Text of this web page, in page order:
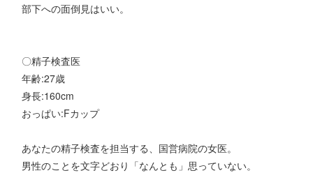
部下への面倒見はいい。
〇精子検査医
年齢:27歳
身長:160cm
おっぱい:Fカップ
あなたの精子検査を担当する、国営病院の女医。
男性のことを文字どおり「なんとも」思っていない。